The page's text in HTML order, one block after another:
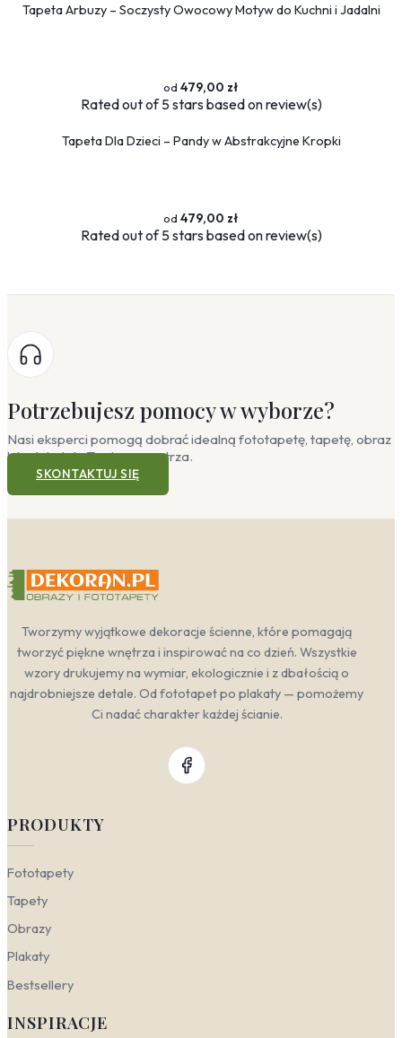
Tapeta Arbuzy – Soczysty Owocowy Motyw do Kuchni i Jadalni
479,00 zł
Ratedout of 5 stars based onreview(s)
Tapeta Dla Dzieci – Pandy w Abstrakcyjne Kropki
479,00 zł
Ratedout of 5 stars based onreview(s)
Potrzebujesz pomocy w wyborze?
Nasi eksperci pomogą dobrać idealną fototapetę, tapetę, obraz
lub plakat do Twojego wnętrza.
SKONTAKTUJ SIĘ
Tworzymy wyjątkowe dekoracje ścienne, które pomagają
tworzyć piękne wnętrza i inspirować na co dzień. Wszystkie
wzory drukujemy na wymiar, ekologicznie i z dbałością o
najdrobniejsze detale. Od fototapet po plakaty — pomożemy
Ci nadać charakter każdej ścianie.
PRODUKTY
Fototapety
Tapety
Obrazy
Plakaty
Bestsellery
INSPIRACJE